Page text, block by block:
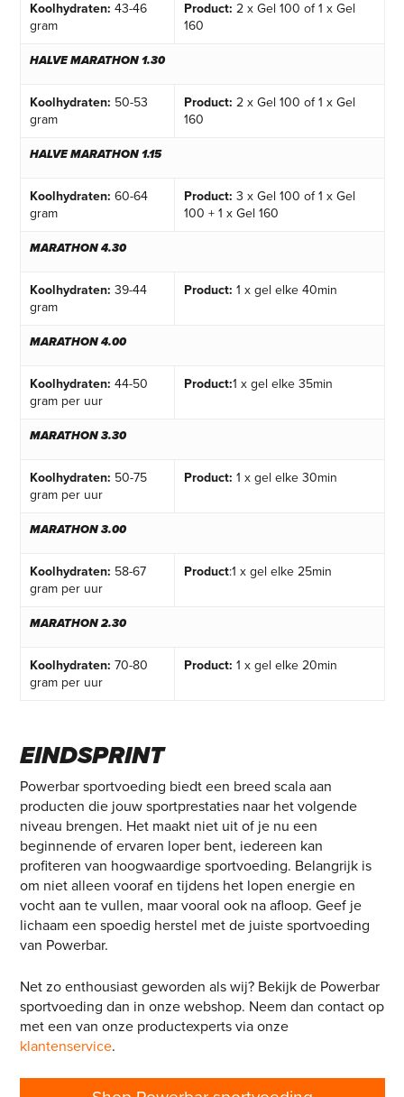
Koolhydraten: 43-46
gram
Product: 2 x Gel 100 of 1 x Gel
160
HALVE MARATHON 1.30
Koolhydraten: 50-53
gram
Product: 2 x Gel 100 of 1 x Gel
160
HALVE MARATHON 1.15
Koolhydraten: 60-64
gram
Product: 3 x Gel 100 of 1 x Gel
100 + 1 x Gel 160
MARATHON 4.30
Koolhydraten: 39-44
gram
Product: 1 x gel elke 40min
MARATHON 4.00
Koolhydraten: 44-50
gram per uur
Product:1 x gel elke 35min
MARATHON 3.30
Koolhydraten: 50-75
gram per uur
Product: 1 x gel elke 30min
MARATHON 3.00
Koolhydraten: 58-67
gram per uur
Product:1 x gel elke 25min
MARATHON 2.30
Koolhydraten: 70-80
gram per uur
Product: 1 x gel elke 20min
EINDSPRINT
Powerbar sportvoeding biedt een breed scala aan
producten die jouw sportprestaties naar het volgende
niveau brengen. Het maakt niet uit of je nu een
beginnende of ervaren loper bent, iedereen kan
profiteren van hoogwaardige sportvoeding. Belangrijk is
om niet alleen vooraf en tijdens het lopen energie en
vocht aan te vullen, maar vooral ook na afloop. Geef je
lichaam een spoedig herstel met de juiste sportvoeding
van Powerbar.
Net zo enthousiast geworden als wij? Bekijk de Powerbar
sportvoeding dan in onze webshop. Neem dan contact op
met een van onze productexperts via onze
klantenservice.